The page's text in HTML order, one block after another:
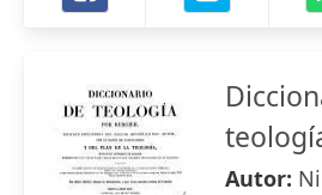
Autor: